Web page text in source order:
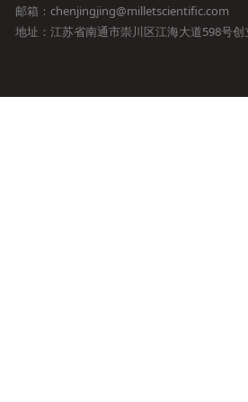
邮箱：chenjingjing@milletscientific.com
地址：江苏省南通市崇川区江海大道598号